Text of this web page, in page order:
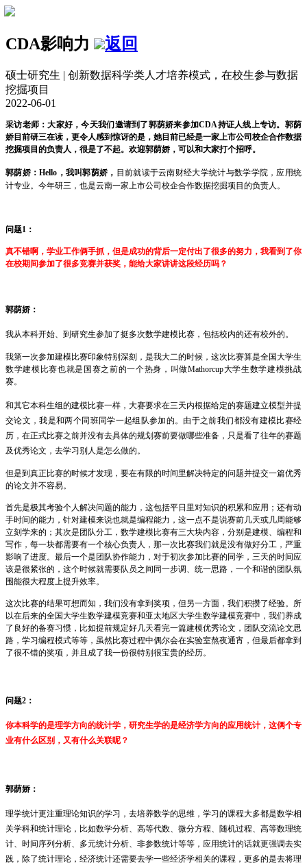
CDA影响力 返回
硕士研究生 | 创新数据科学类人才培养模式，在校生参与数据
挖掘项目
2022-06-01
采访老师：大家好，今天我们邀请到了郭荫娇来参加CDA持证人线上专访。郭荫
娇目前研三在读，更令人感到惊讶的是，她目前已经是一家上市公司校企合作数据
挖掘项目的负责人，很是了不起。欢迎郭荫娇，可以和大家打个招呼。
郭荫娇：Hello ，我叫郭荫娇， 目前就读于云南财经大学统计与数学学院，应用统
计专业。今年研三，也是云南一家上市公司校企合作数据挖掘项目的负责人。
问题1 ：
真不错啊，学业工作俩手抓，但是成功的背后一定付出了很多的努力，我看到了你
在校期间参加了很多竞赛并获奖，能给大家讲讲这段经历吗？
郭荫娇：
我从本科开始、到研究生参加了挺多次数学建模比赛，包括校内的还有校外的。
我第一次参加建模比赛印象特别深刻，是我大二的时候，这次比赛算是全国大学生
数学建模比赛也就是国赛之前的一个热身，叫做Mathorcup大学生数学建模挑战
赛。
和其它本科生组的建模比赛一样，大赛要求在三天内根据给定的赛题建立模型并提
交论文，我是和两个同班同学一起组队参加的。由于之前我们都没有建模比赛经
历，在正式比赛之前并没有去具体的规划赛前要做哪些准备，只是看了往年的赛题
及优秀论文，去学习别人是怎么做的。
但是到真正比赛的时候才发现，要在有限的时间里解决特定的问题并提交一篇优秀
的论文并不容易。
首先是极其考验个人解决问题的能力，这包括平日里对知识的积累和应用；还有动
手时间的能力，针对建模来说也就是编程能力，这一点不是说赛前几天或几周能够
立刻学来的；其次是团队分工，数学建模比赛有三大块内容，分别是建模、编程和
写作，每一块都需要有一个核心负责人，那一次比赛我们就是没有做好分工，严重
影响了进度。最后一个是团队协作能力，对于初次参加比赛的同学，三天的时间应
该是很紧张的，这个时候就需要队员之间同一步调、统一思路，一个和谐的团队氛
围能很大程度上提升效率。
这次比赛的结果可想而知，我们没有拿到奖项，但另一方面，我们积攒了经验。所
以在后来的全国大学生数学建模竞赛和亚太地区大学生数学建模竞赛中，我们养成
了良好的备赛习惯，比如提前规定好几天看完一篇建模优秀论文，团队交流论文思
路，学习编程模式等等，虽然比赛过程中偶尔会在实验室熬夜通宵，但最后都拿到
了很不错的奖项，并且成了我一份很特别很宝贵的经历。
问题2 ：
你本科学的是理学方向的统计学，研究生学的是经济学方向的应用统计，这俩个专
业有什么区别，又有什么关联呢？
郭荫娇：
理学统计更注重理论知识的学习，去培养数学的思维，学习的课程大多都是数学相
关学科和统计理论，比如数学分析、高等代数、微分方程、随机过程、高等数理统
计、时间序列分析、多元统计分析、非参数统计等等，应用统计的话就更强调去实
践，除了统计理论，经济统计还需要去学一些经济学相关的课程，更多的是去将理